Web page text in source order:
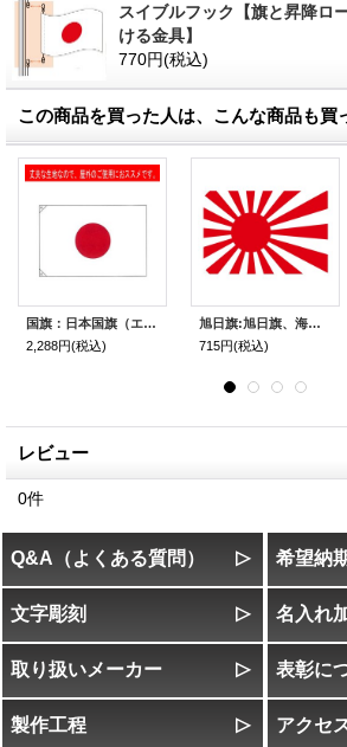
スイブルフック【旗と昇降ロ
ける金具】
770円(税込)
この商品を買った人は、こんな商品も買
国旗：日本国旗（エクスラン） アクリル系の生地で、一番丈夫なので、屋外で、使用する時にオススメの日章旗（日の丸）
2,288円(税込)
旭日旗:旭日旗、海軍旗、天竺生地の旗
715円(税込)
レビュー
0件
Q&A（よくある質問） 希望納
文字彫刻 名入れ
取り扱いメーカー 表彰に
製作工程 アクセ